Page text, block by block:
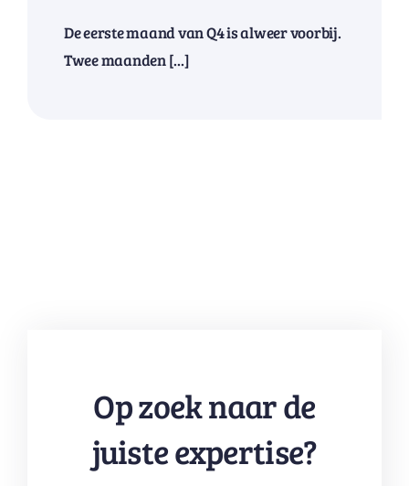
De eerste maand van Q4 is alweer voorbij.
Twee maanden [...]
Op zoek naar de
juiste expertise?